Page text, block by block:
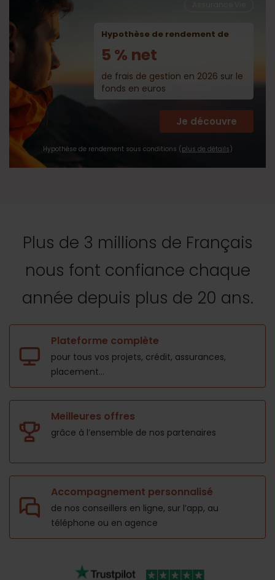
Hypothèse de rendement de
5 % net
de frais de gestion en 2026 sur le
fonds en euros
Hypothèse de rendement sous conditions ( plus de détails )
Je découvre
Plus de 3 millions de Français
nous font confiance chaque
année depuis plus de 20 ans.
Plateforme complète
pour tous vos projets, crédit, assurances,
placement...
Meilleures offres
grâce à l’ensemble de nos partenaires
Accompagnement personnalisé
de nos conseillers en ligne, sur l’app, au
téléphone ou en agence